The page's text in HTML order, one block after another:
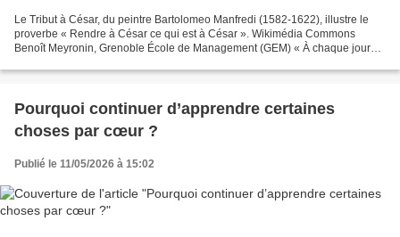
Le Tribut à César, du peintre Bartolomeo Manfredi (1582-1622), illustre le
proverbe « Rendre à César ce qui est à César ». Wikimédia Commons
Benoît Meyronin, Grenoble École de Management (GEM) « À chaque jour
Pourquoi continuer d’apprendre certaines
choses par cœur ?
Publié le 11/05/2026 à 15:02